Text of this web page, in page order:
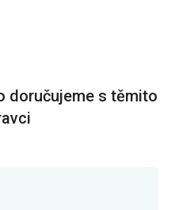
doručujeme s těmito